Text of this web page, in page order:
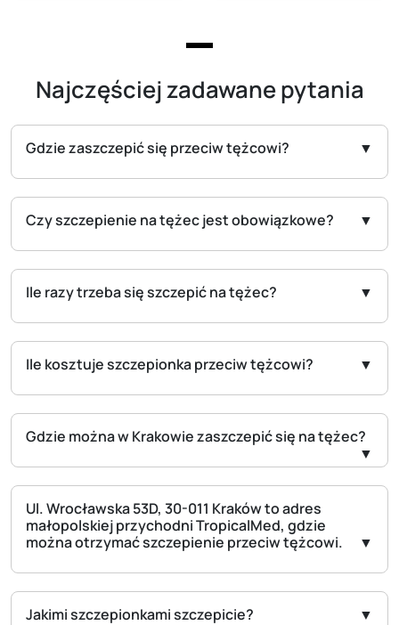
Najczęściej zadawane pytania
Gdzie zaszczepić się przeciw tężcowi?
Czy szczepienie na tężec jest obowiązkowe?
Ile razy trzeba się szczepić na tężec?
Ile kosztuje szczepionka przeciw tężcowi?
Gdzie można w Krakowie zaszczepić się na tężec?
Ul. Wrocławska 53D, 30-011 Kraków to adres
małopolskiej przychodni TropicalMed, gdzie
można otrzymać szczepienie przeciw tężcowi.
Jakimi szczepionkami szczepicie?